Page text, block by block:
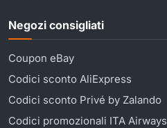
Negozi consigliati
Coupon eBay
Codici sconto AliExpress
Codici sconto Privé by Zalando
Codici promozionali ITA Airways